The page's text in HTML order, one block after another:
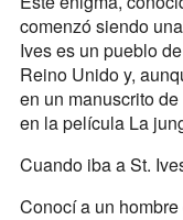
comenzó siendo
Ives es un pueblo
Reino Unido y,
en un manuscrito
en la película La
Cuando iba a St.
Conocí a un